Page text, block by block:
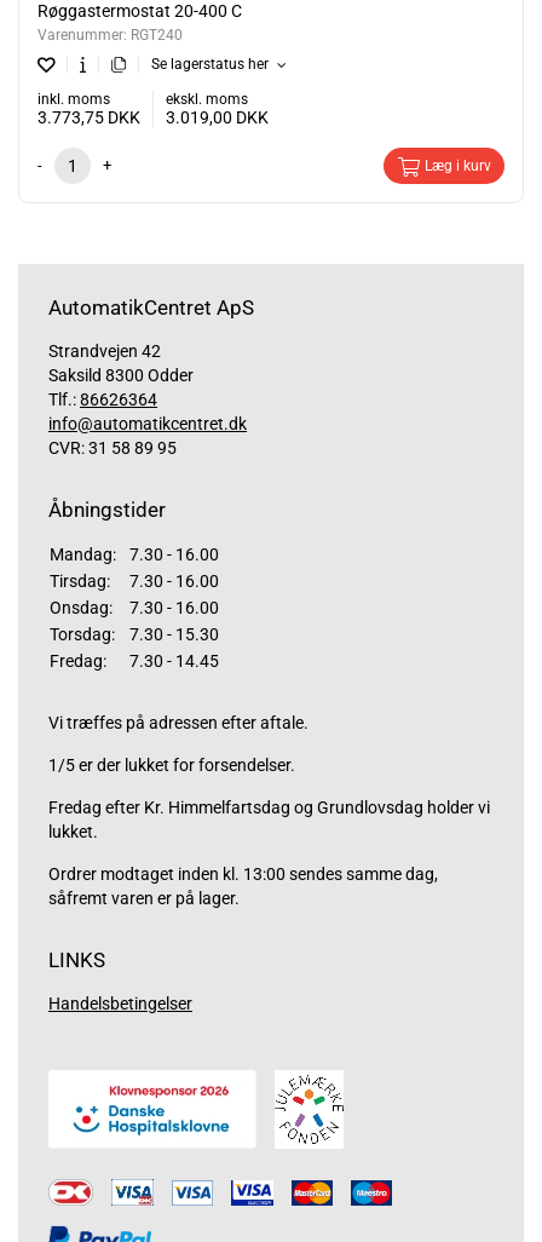
Røggastermostat 20-400 C
Varenummer: RGT240
Se lagerstatus her
inkl. moms
3.773,75 DKK
ekskl. moms
3.019,00 DKK
- + Læg i kurv
AutomatikCentret ApS
Strandvejen 42
Saksild 8300 Odder
Tlf.:86626364
info@automatikcentret.dk
CVR: 31 58 89 95
Åbningstider
Mandag:
7.30 - 16.00
Tirsdag:
7.30 - 16.00
Onsdag:
7.30 - 16.00
Torsdag:
7.30 - 15.30
Fredag:
7.30 - 14.45
Vi træffes på adressen efter aftale.
1/5 er der lukket for forsendelser.
Fredag efter Kr. Himmelfartsdag og Grundlovsdag holder vi
lukket.
Ordrer modtaget inden kl. 13:00 sendes samme dag,
såfremt varen er på lager.
LINKS
Handelsbetingelser